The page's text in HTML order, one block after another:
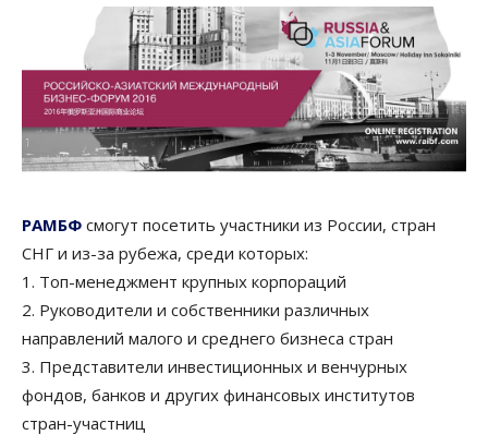
РАМБФ смогут посетить участники из России, стран
СНГ и из-за рубежа, среди которых:
1. Топ-менеджмент крупных корпораций
2. Руководители и собственники различных
направлений малого и среднего бизнеса стран
3. Представители инвестиционных и венчурных
фондов, банков и других финансовых институтов
стран-участниц